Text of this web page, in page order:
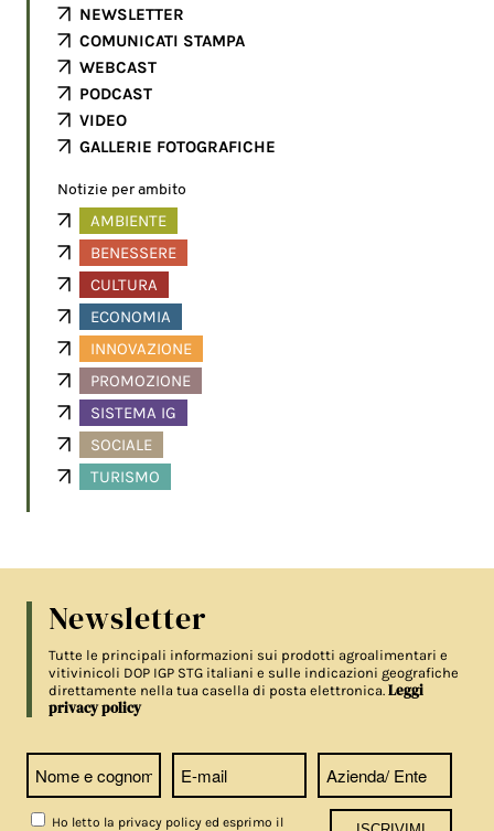
NEWSLETTER
COMUNICATI STAMPA
WEBCAST
PODCAST
VIDEO
GALLERIE FOTOGRAFICHE
Notizie per ambito
AMBIENTE
BENESSERE
CULTURA
ECONOMIA
INNOVAZIONE
PROMOZIONE
SISTEMA IG
SOCIALE
TURISMO
Newsletter
Tutte le principali informazioni sui prodotti agroalimentari e
vitivinicoli DOP IGP STG italiani e sulle indicazioni geografiche
direttamente nella tua casella di posta elettronica.Leggi
privacy policy
Ho letto la privacy policy ed esprimo il